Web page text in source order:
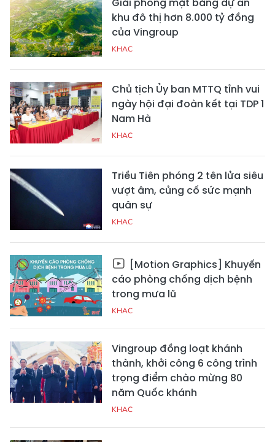
Giải phóng mặt bằng dự án
khu đô thị hơn 8.000 tỷ đồng
của Vingroup
KHAC
Chủ tịch Ủy ban MTTQ tỉnh vui
ngày hội đại đoàn kết tại TDP 1
Nam Hà
KHAC
Triều Tiên phóng 2 tên lửa siêu
vượt âm, củng cố sức mạnh
quân sự
KHAC
[Motion Graphics] Khuyến
cáo phòng chống dịch bệnh
trong mưa lũ
KHAC
Vingroup đồng loạt khánh
thành, khởi công 6 công trình
trọng điểm chào mừng 80
năm Quốc khánh
KHAC